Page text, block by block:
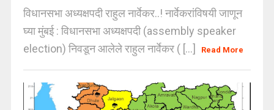
विधानसभा अध्यक्षपदी राहुल नार्वेकर..! नार्वेकरांविषयी जाणून
घ्या मुंबई : विधानसभा अध्यक्षपदी (assembly speaker
election) निवडून आलेले राहुल नार्वेकर ( [...]
Read More